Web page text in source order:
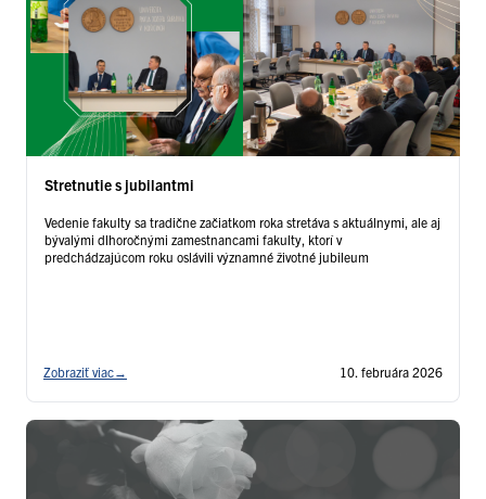
Stretnutie s jubilantmi
Vedenie fakulty sa tradične začiatkom roka stretáva s aktuálnymi, ale aj
bývalými dlhoročnými zamestnancami fakulty, ktorí v
predchádzajúcom roku oslávili významné životné jubileum
Zobraziť viac→ 10. februára 2026